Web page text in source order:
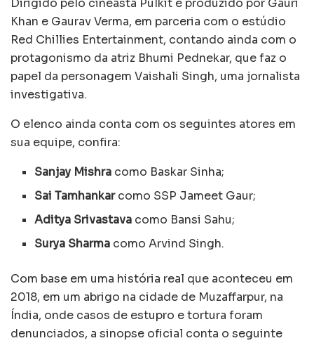
Dirigido pelo cineasta Pulkit e produzido por Gauri
Khan e Gaurav Verma, em parceria com o estúdio
Red Chillies Entertainment, contando ainda com o
protagonismo da atriz Bhumi Pednekar, que faz o
papel da personagem Vaishali Singh, uma jornalista
investigativa.
O elenco ainda conta com os seguintes atores em
sua equipe, confira:
Sanjay Mishra como Baskar Sinha;
Sai Tamhankarcomo SSP Jameet Gaur;
Aditya Srivastava como Bansi Sahu;
Surya Sharma como Arvind Singh.
Com base em uma história real que aconteceu em
2018, em um abrigo na cidade de Muzaffarpur, na
Índia, onde casos de estupro e tortura foram
denunciados, a sinopse oficial conta o seguinte